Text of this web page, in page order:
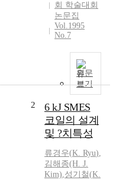
회 학술대회
논문집
Vol.1995
No.7
원문
보기
2
6 kJ SMES
코일의 설계
및 ?치특성
류경우(K. Ryu),
김해종(H. J.
Kim),성기철(K.